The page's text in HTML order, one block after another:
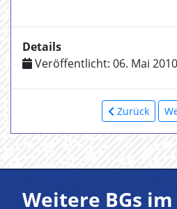
Details
Veröffentlicht: 06. Mai 2010
Zurück
Weitere BGs